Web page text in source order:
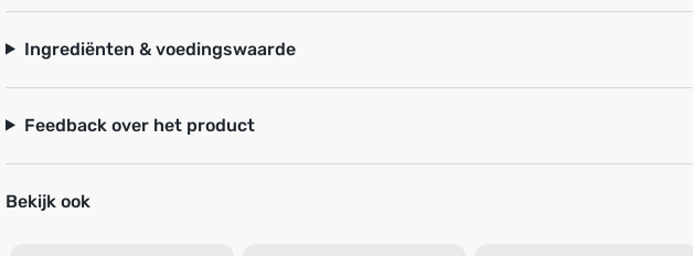
Ingrediënten & voedingswaarde
Feedback over het product
Bekijk ook